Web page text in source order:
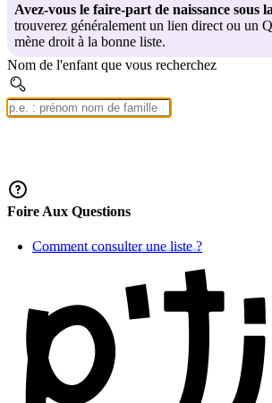
Avez-vous le faire-part de naissance sous
trouverez généralement un lien direct ou un
mène droit à la bonne liste.
Nom de l'enfant que vous recherchez
Foire Aux Questions
Comment consulter une liste ?